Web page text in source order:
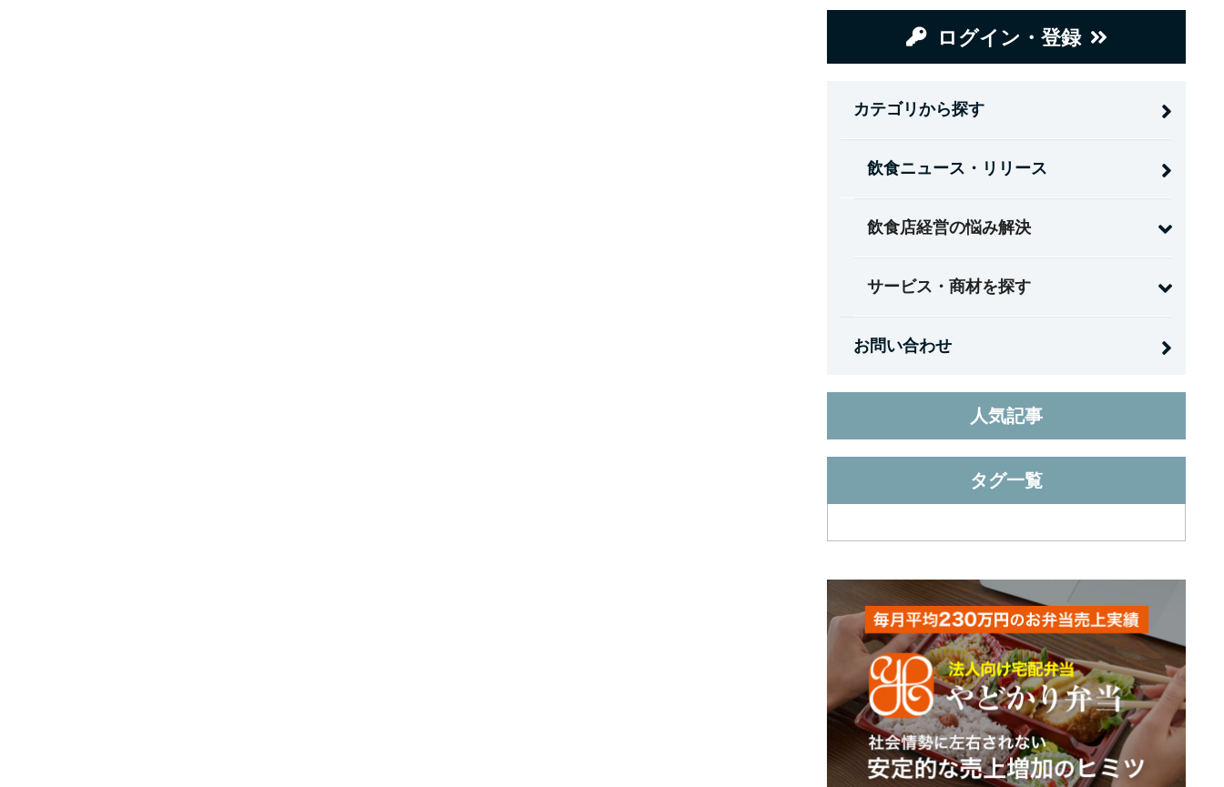
ログイン・登録
カテゴリから探す
飲食ニュース・リリース
飲食店経営の悩み解決
サービス・商材を探す
お問い合わせ
人気記事
タグ一覧